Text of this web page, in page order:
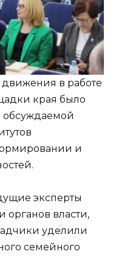
движения в работе
края было
обсуждаемой
и
эксперты
органов власти,
уделили
семейного